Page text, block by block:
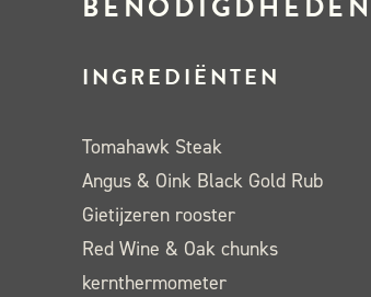
INGREDIËNTEN
Tomahawk Steak
Angus & Oink Black Gold Rub
Gietijzeren rooster
Red Wine & Oak chunks
kernthermometer